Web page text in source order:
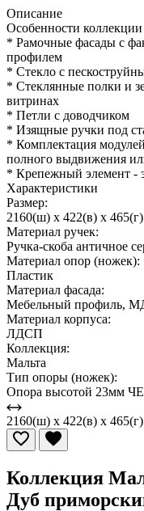
Описание
Особенности
* Рамочные фасады с
профилем
* Стекло с
* Стеклянные полки и
витринах
* Петли с доводчиком
* Изящные ручки под
* Комплектация
полного выдвижения
* Крепежный элемент -
Характеристики
Размер:
2160(ш) x 422(в) x 465(г)
Материал ручек:
Ручка-скоба античное
Материал опор (ножек):
Пластик
Материал фасада:
Мебельный профиль,
Материал корпуса:
ЛДСП
Коллекция:
Мальта
Тип опоры (ножек):
Опора высотой 23мм
2160(ш) x 422(в) x 465(г)
Коллекция
Дуб